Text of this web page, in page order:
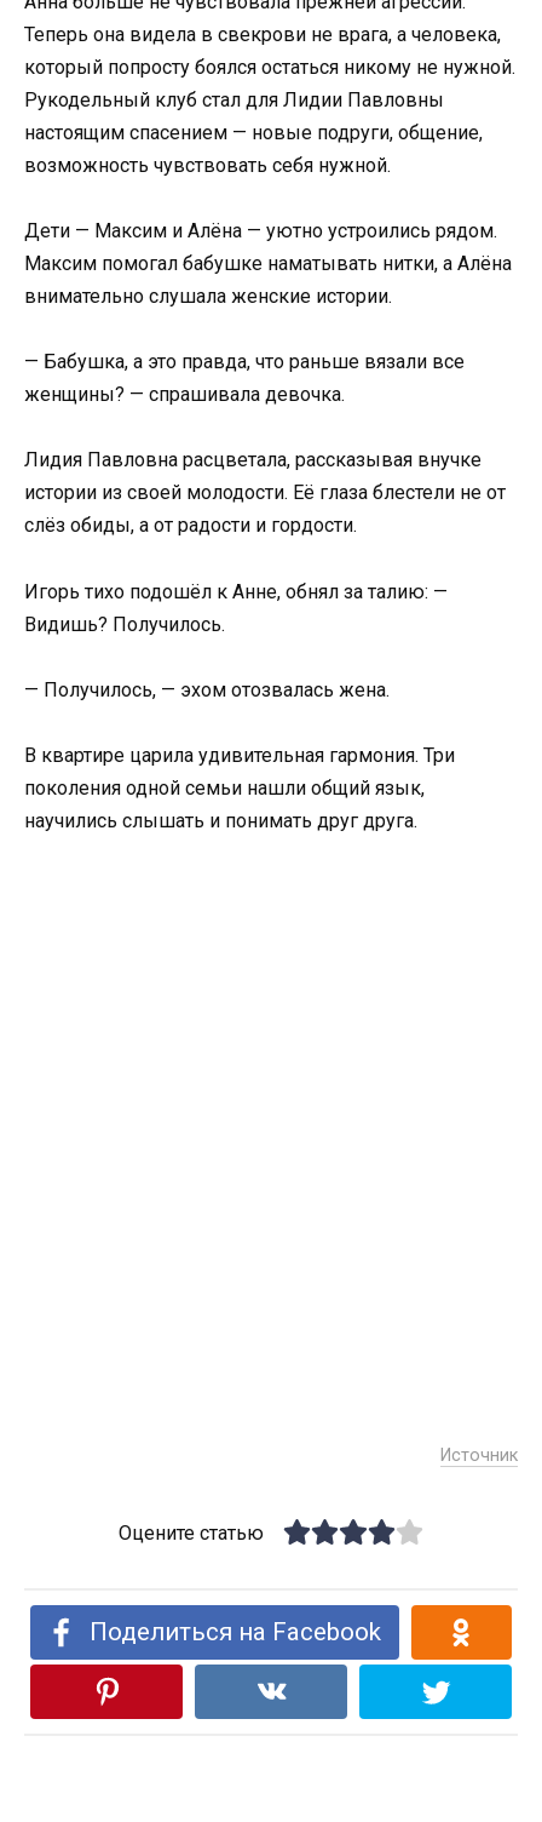
Теперь она видела в свекрови не врага, а человека,
который попросту боялся остаться никому не нужной.
Рукодельный клуб стал для Лидии Павловны
настоящим спасением — новые подруги, общение,
возможность чувствовать себя нужной.
Дети — Максим и Алёна — уютно устроились рядом.
Максим помогал бабушке наматывать нитки, а Алёна
внимательно слушала женские истории.
— Бабушка, а это правда, что раньше вязали все
женщины? — спрашивала девочка.
Лидия Павловна расцветала, рассказывая внучке
истории из своей молодости. Её глаза блестели не от
слёз обиды, а от радости и гордости.
Игорь тихо подошёл к Анне, обнял за талию: —
Видишь? Получилось.
— Получилось, — эхом отозвалась жена.
В квартире царила удивительная гармония. Три
поколения одной семьи нашли общий язык,
научились слышать и понимать друг друга.
Источник
Оцените статью
Поделиться на Facebook